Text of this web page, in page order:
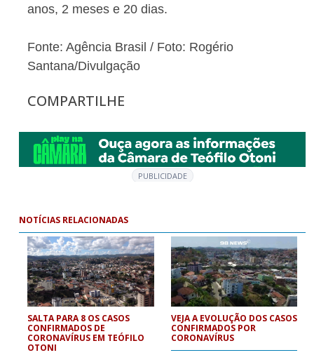
anos, 2 meses e 20 dias.
Fonte: Agência Brasil / Foto: Rogério
Santana/Divulgação
COMPARTILHE
PUBLICIDADE
NOTÍCIAS RELACIONADAS
SALTA PARA 8 OS CASOS
CONFIRMADOS DE
CORONAVÍRUS EM TEÓFILO
OTONI
VEJA A EVOLUÇÃO DOS CASOS
CONFIRMADOS POR
CORONAVÍRUS